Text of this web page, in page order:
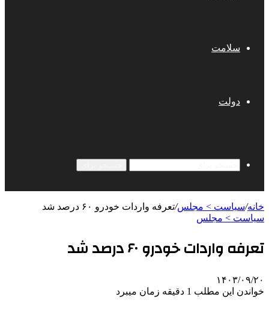
سلامت
دولت
خانه/سیاست > مجلس/تعرفه واردات خودرو ۶۰ درصد شد
سیاست > مجلس
تعرفه واردات خودرو ۶۰ درصد شد
۱۴۰۳/۰۹/۲۰
خواندن این مطلب 1 دقیقه زمان میبرد